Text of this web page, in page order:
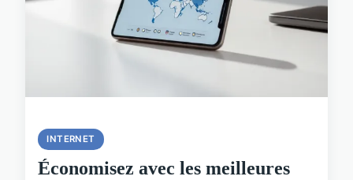
INTERNET
Économisez avec les meilleures